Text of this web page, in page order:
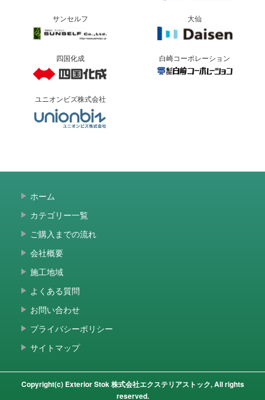
サンセルフ 大仙
四国化成 白崎コーポレーション
ユニオンビズ株式会社
ホーム
カテゴリー一覧
ご購入までの流れ
会社概要
施工地域
よくある質問
お問い合わせ
プライバシーポリシー
サイトマップ
Copyright(c) Exterior Stok 株式会社エクステリアストック, All rights
reserved.